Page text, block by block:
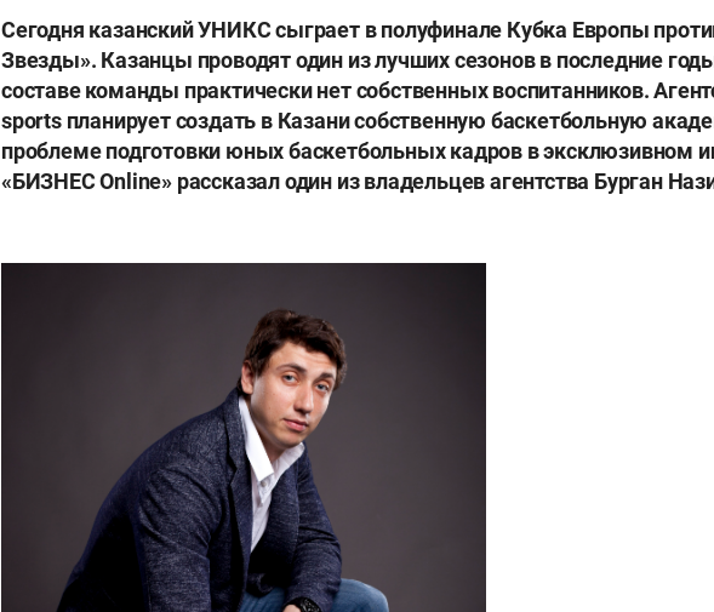
Сегодня казанский УНИКС сыграет в полуфинале Кубка Европы
Звезды». Казанцы проводят один из лучших сезонов в последние
составе команды практически нет собственных воспитанников.
sports планирует создать в Казани собственную баскетбольную
проблеме подготовки юных баскетбольных кадров в эксклюзивном
«БИЗНЕС Online» рассказал один из владельцев агентства Бурган